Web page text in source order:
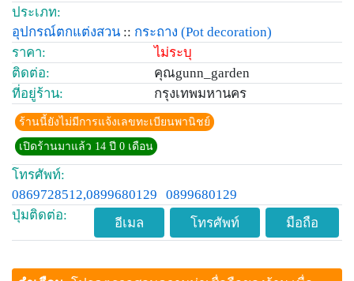
ประเภท:
อุปกรณ์ตกแต่งสวน :: กระถาง (Pot decoration)
ราคา:
ไม่ระบุ
ติดต่อ:
คุณgunn_garden
ที่อยู่ร้าน:
กรุงเทพมหานคร
ร้านนี้ยังไม่มีการแจ้งเลขทะเบียนพานิชย์
เปิดร้านมาแล้ว 14 ปี 0 เดือน
โทรศัพท์:
0869728512,0899680129
0899680129
ปุ่มติดต่อ:
อีเมล โทรศัพท์ มือถือ